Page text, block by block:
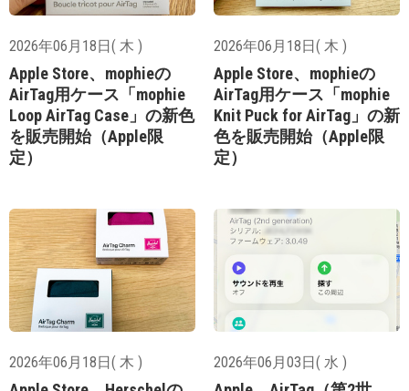
2026年06月18日( 木 )
Apple Store、mophieの
AirTag用ケース「mophie
Loop AirTag Case」の新色
を販売開始（Apple限
定）
2026年06月18日( 木 )
Apple Store、mophieの
AirTag用ケース「mophie
Knit Puck for AirTag」の新
色を販売開始（Apple限
定）
2026年06月18日( 木 ) 2026年06月03日( 水 )